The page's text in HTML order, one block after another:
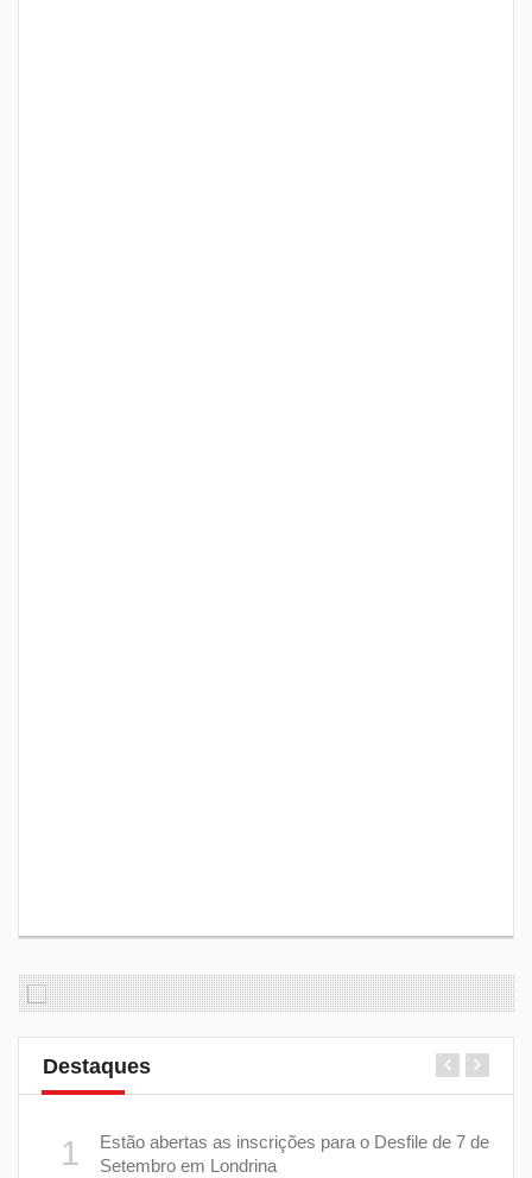
Destaques
1
Estão abertas as inscrições para o Desfile de 7 de
Setembro em Londrina